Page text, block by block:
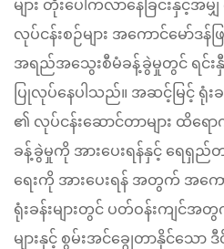
များ တိုးပေါက်လာနေခြင်းနှင့်
လုပ်ငန်းစဉ်များ အကောင်မော်ဒန်
အရည်အသွေးစီမံခန့်ခွဲမှုတွင် ရင်းနှီ
ပြုလုပ်နေပါသည်။ အဆင့်မြင့် ရုံးခ
၏ လုပ်ငန်းဆောင်တာများ ထိရေ
ခန့်ခွဲမှုကို အားပေးရန်နှင့် ရေရှ
ရေးကို အားပေးရန် အတွက် အကေ
ရုံးခန်းများတွင် ပတ်ဝန်းကျင်အ
များနှင့် စွမ်းအင်ချွေတာနိုင်သော